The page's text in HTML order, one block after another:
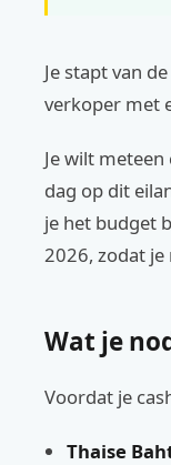
Je stapt van
verkoper met
Je wilt
dag op dit
je het budget
2026, zodat
Wat je
Voordat je
Thaise